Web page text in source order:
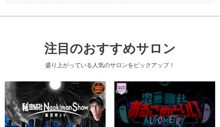
注目のおすすめサロン
盛り上がっている人気のサロンをピックアップ！